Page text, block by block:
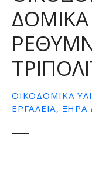
ΔΟΜΙΚΑ
ΟΙΚΟΔΟΜΙΚΆ
ΕΡΓΑΛΕΊΑ,